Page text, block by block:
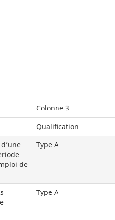
Colonne 3
Qualification
de
Type A
Type A